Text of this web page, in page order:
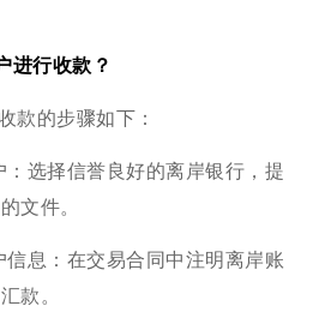
进行收款？
款的步骤如下：
：选择信誉良好的离岸银行，提
文件。
信息：在交易合同中注明离岸账
款。